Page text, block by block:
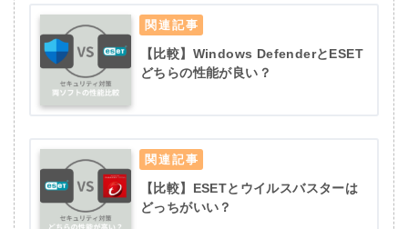
【比較】Windows DefenderとESET
どちらの性能が良い？
【比較】ESETとウイルスバスターは
どっちがいい？